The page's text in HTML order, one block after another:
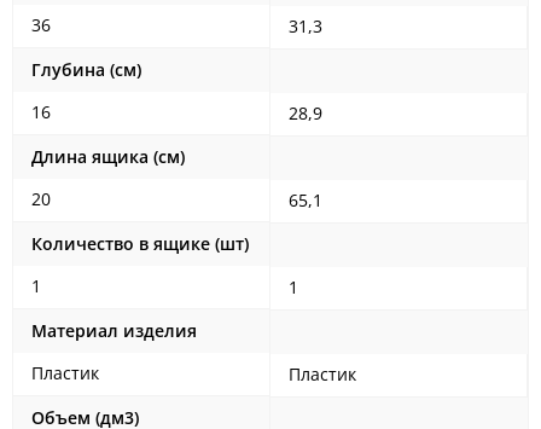
36
Глубина (см)
16
Длина ящика (см)
20
Количество в ящике (шт)
1
Материал изделия
Пластик
Объем (дм3)
31,3
28,9
65,1
1
Пластик